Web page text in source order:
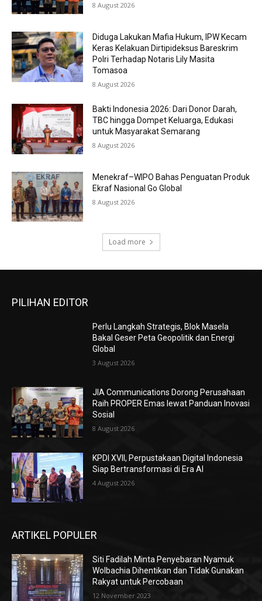
8 August 2026
Diduga Lakukan Mafia Hukum, IPW Kecam
Keras Kelakuan Dirtipideksus Bareskrim
Polri Terhadap Notaris Lily Masita
Tomasoa
8 August 2026
Bakti Indonesia 2026: Dari Donor Darah,
TBC hingga Dompet Keluarga, Edukasi
untuk Masyarakat Semarang
8 August 2026
Menekraf–WIPO Bahas Penguatan Produk
Ekraf Nasional Go Global
8 August 2026
Load more
PILIHAN EDITOR
Perlu Langkah Strategis, ​Blok Masela
Bakal Geser Peta Geopolitik dan Energi
Global
3 August 2026
JIA Communications Dorong Perusahaan
Raih PROPER Emas lewat Panduan Inovasi
Sosial
8 August 2026
KPDI XVII, Perpustakaan Digital Indonesia
Siap Bertransformasi di Era AI
4 August 2026
ARTIKEL POPULER
Siti Fadilah Minta Penyebaran Nyamuk
Wolbachia Dihentikan dan Tidak Gunakan
Rakyat untuk Percobaan
12 November 2023